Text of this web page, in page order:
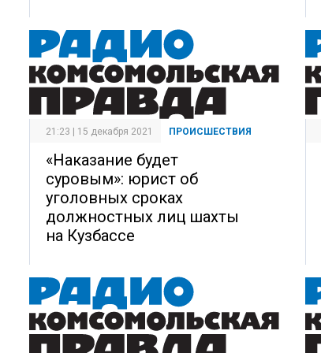
21:23 | 15 декабря 2021 ПРОИСШЕСТВИЯ
«Наказание будет
суровым»: юрист об
уголовных сроках
должностных лиц шахты
на Кузбассе